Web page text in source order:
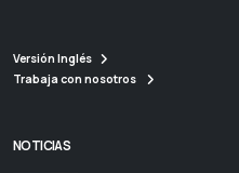
Versión Inglés
Trabaja con nosotros
NOTICIAS